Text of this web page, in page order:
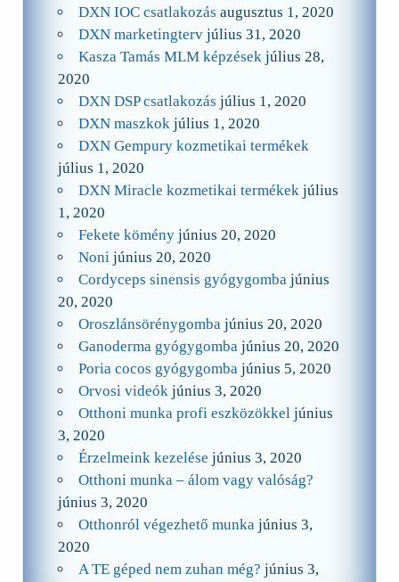
DXN IOC csatlakozás augusztus 1, 2020
DXN marketingterv július 31, 2020
Kasza Tamás MLM képzések július 28,
2020
DXN DSP csatlakozás július 1, 2020
DXN maszkok július 1, 2020
DXN Gempury kozmetikai termékek
július 1, 2020
DXN Miracle kozmetikai termékek július
1, 2020
Fekete kömény június 20, 2020
Noni június 20, 2020
Cordyceps sinensis gyógygomba június
20, 2020
Oroszlánsörénygomba június 20, 2020
Ganoderma gyógygomba június 20, 2020
Poria cocos gyógygomba június 5, 2020
Orvosi videók június 3, 2020
Otthoni munka profi eszközökkel június
3, 2020
Érzelmeink kezelése június 3, 2020
Otthoni munka – álom vagy valóság?
június 3, 2020
Otthonról végezhető munka június 3,
2020
A TE géped nem zuhan még? június 3,